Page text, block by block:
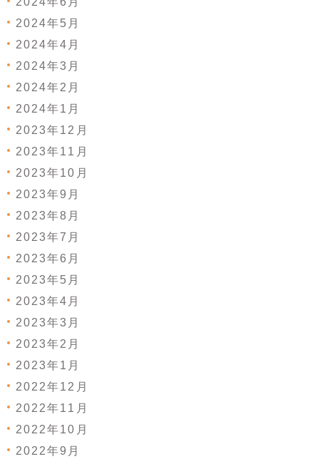
2024年5月
2024年4月
2024年3月
2024年2月
2024年1月
2023年12月
2023年11月
2023年10月
2023年9月
2023年8月
2023年7月
2023年6月
2023年5月
2023年4月
2023年3月
2023年2月
2023年1月
2022年12月
2022年11月
2022年10月
2022年9月